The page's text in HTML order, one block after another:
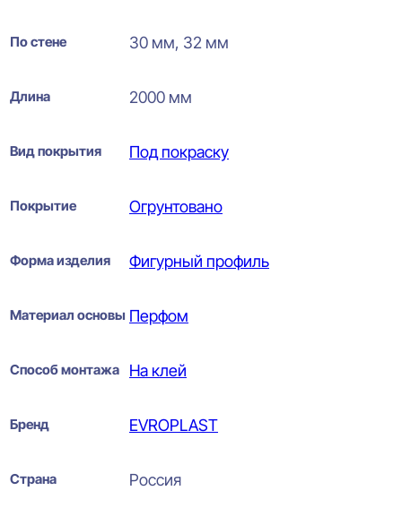
По стене 30 мм, 32 мм
Длина 2000 мм
Вид покрытия Под покраску
Покрытие Огрунтовано
Форма изделия Фигурный профиль
Материал основы Перфом
Способ монтажа На клей
Бренд EVROPLAST
Страна Россия